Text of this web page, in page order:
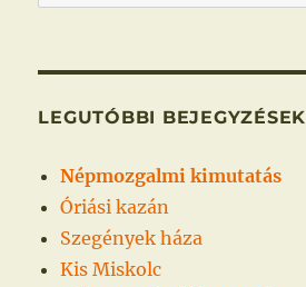
a
kifejezésre:
LEGUTÓBBI BEJEGYZÉSEK
Népmozgalmi kimutatás
Óriási kazán
Szegények háza
Kis Miskolc